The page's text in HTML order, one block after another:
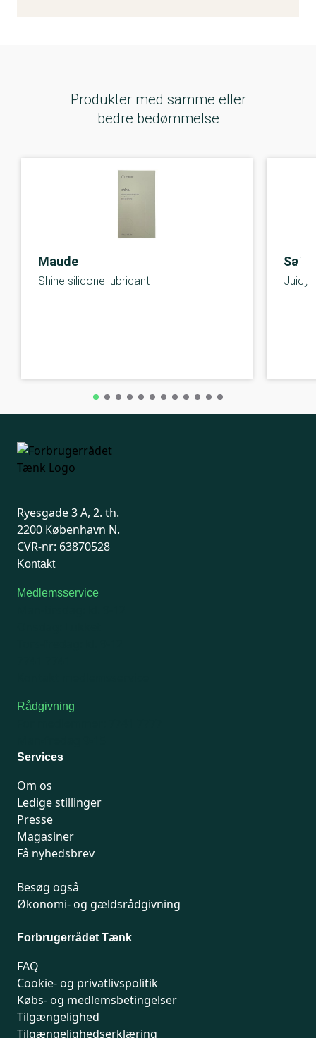
Produkter med samme eller
bedre bedømmelse
Maude
Shine silicone lubricant Juicy
Ryesgade 3 A, 2. th.
2200 København N.
CVR-nr: 63870528
Kontakt
Medlemsservice
Rådgivning
Services
Om os
Ledige stillinger
Presse
Magasiner
Få nyhedsbrev
Besøg også
Økonomi- og gældsrådgivning
Forbrugerrådet Tænk
FAQ
Cookie- og privatlivspolitik
Købs- og medlemsbetingelser
Tilgængelighed
Tilgængelighedserklæring